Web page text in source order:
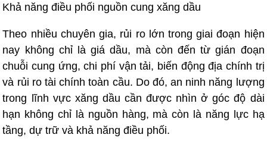
Khả năng điều phối nguồn cung xăng dầu
Theo nhiều chuyên gia, rủi ro lớn trong giai đoạn hiện
nay không chỉ là giá dầu, mà còn đến từ gián đoạn
chuỗi cung ứng, chi phí vận tải, biến động địa chính trị
và rủi ro tài chính toàn cầu. Do đó, an ninh năng lượng
trong lĩnh vực xăng dầu cần được nhìn ở góc độ dài
hạn không chỉ là nguồn hàng, mà còn là năng lực hạ
tầng, dự trữ và khả năng điều phối.